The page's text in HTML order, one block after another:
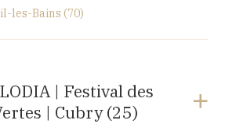
les-Bains (70)
Luxeuil-les-Bains
| Festival des
| Cubry (25)